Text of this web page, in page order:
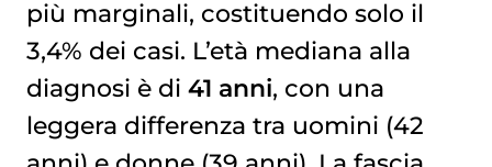
più marginali, costituendo solo il
3,4% dei casi. L’età mediana alla
diagnosi è di 41 anni, con una
leggera differenza tra uomini (42